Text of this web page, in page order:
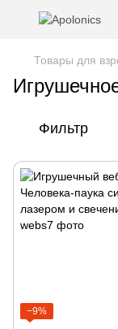
Товары для
Фильтр
−9%